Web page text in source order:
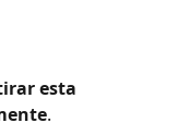
esta
.